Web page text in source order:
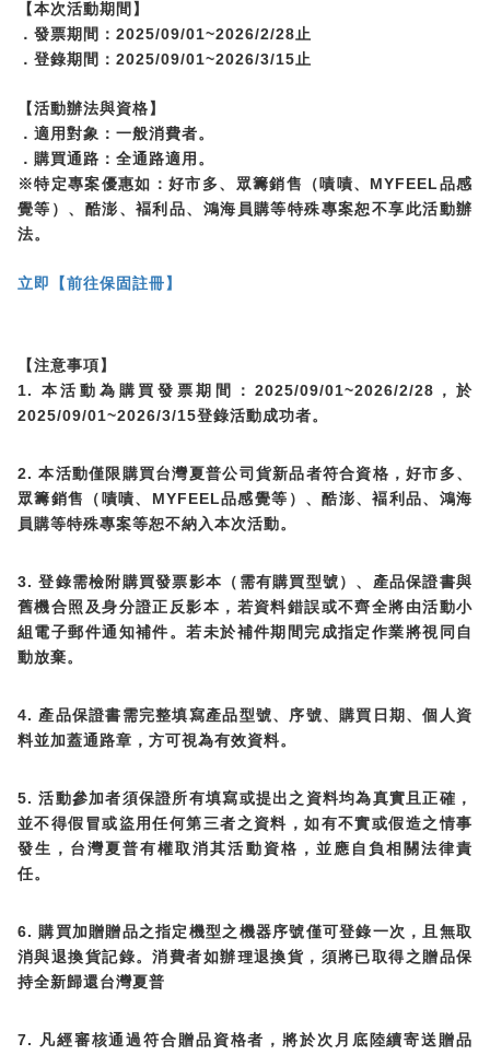
【本次活動期間】
．發票期間： 2025/09/01~2026/2/28止
．登錄期間： 2025/09/01~2026/3/15止
【活動辦法與資格】
．適用對象：一般消費者。
．購買通路：全通路適用。
※特定專案優惠如：好市多、眾籌銷售（嘖嘖、 MYFEEL 品感
覺等）、酷澎、褔利品、鴻海員購等特殊專案恕不享此活動辦
法。
立即【前往保固註冊】
【注意事項】
1. 本活動為購買發票期間： 2025/09/01~2026/2/28 ，於
2025/09/01~2026/3/15登錄活動成功者。
2.本活動僅限購買台灣夏普公司貨新品者符合資格，好市多、
眾籌銷售（嘖嘖、 MYFEEL品感覺等）、酷澎、褔利品、鴻海
員購等特殊專案等恕不納入本次活動。
3.登錄需檢附購買發票影本（需有購買型號）、產品保證書與
舊機合照及身分證正反影本，若資料錯誤或不齊全將由活動小
組電子郵件通知補件。若未於補件期間完成指定作業將視同 ⾃
動放棄。
4. 產品保證書需完整填寫產品型號、序號、購買 ⽇ 期、個 ⼈ 資
料並加蓋通路章， ⽅可視為有效資料。
5.活動參加者須保證所有填寫或提出之資料均為真實且正確，
並不得假冒或盜用任何第三者之資料，如有不實或假造之情事
發生，台灣夏普有權取消其活動資格，並應自負相關法律責
任。
6. 購買加贈贈品之指定機型之機器序號僅可登錄一次，且無取
消與退換貨記錄。消費者如辦理退換貨，須將已取得之贈品保
持全新歸還台灣夏普
7. 凡經審核通過符合贈品資格者，將於次月底陸續寄送贈品